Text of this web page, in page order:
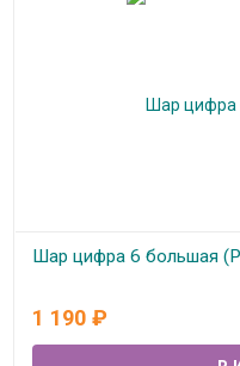
Шар цифра 6 большая
1 190 ₽